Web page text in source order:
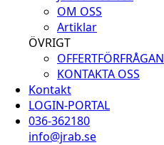
OM OSS
Artiklar
ÖVRIGT
OFFERTFÖRFRÅGAN
KONTAKTA OSS
Kontakt
LOGIN-PORTAL
036-362180
info@jrab.se